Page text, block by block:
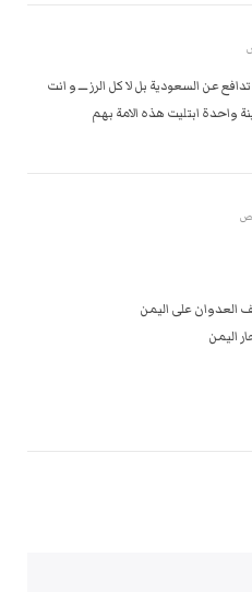
عن السعودية بل لا كل الرز ــــ و انت
واحدة ابتليت هذه الامة بهم
العدوان على اليمن
اليمن